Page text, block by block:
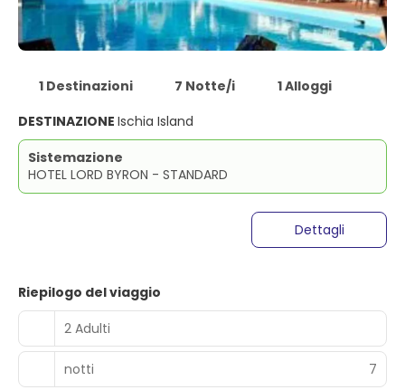
1 Destinazioni 7 Notte/i
1 Alloggi
DESTINAZIONE Ischia Island
Sistemazione
HOTEL LORD BYRON - STANDARD
Dettagli
Riepilogo del viaggio
2 Adulti
notti 7